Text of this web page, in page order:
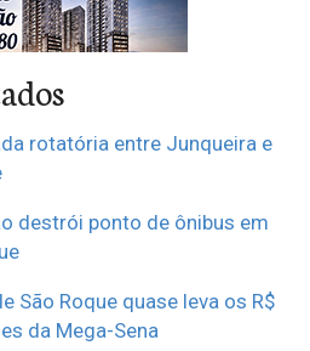
rotatória entre Junqueira e
destrói ponto de ônibus em
São Roque quase leva os R$
da Mega-Sena